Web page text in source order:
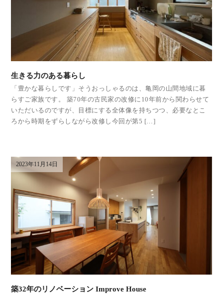
生きる力のある暮らし
「豊かな暮らしです」そうおっしゃるのは、亀岡の山間地域に暮
らすご家族です。 築70年の古民家の改修に10年前から関わらせて
いただいるのですが、目標にする全体像を持ちつつ、必要なとこ
ろから時期をずらしながら改修し今回が第5 […]
2023年11月14日
築32年のリノベーション Improve House